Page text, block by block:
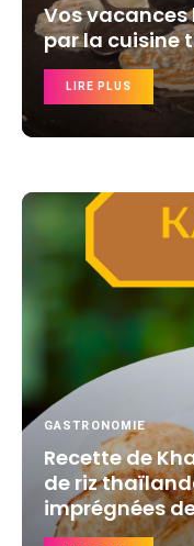
Vos
par la cuisine
LIRE PLUS
GASTRONOMIE
Recette de
de riz
imprégnées